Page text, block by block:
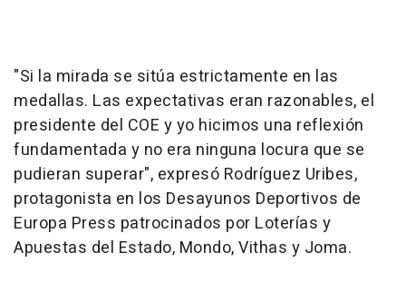
"Si la mirada se sitúa estrictamente en las
medallas. Las expectativas eran razonables, el
presidente del COE y yo hicimos una reflexión
fundamentada y no era ninguna locura que se
pudieran superar", expresó Rodríguez Uribes,
protagonista en los Desayunos Deportivos de
Europa Press patrocinados por Loterías y
Apuestas del Estado, Mondo, Vithas y Joma.